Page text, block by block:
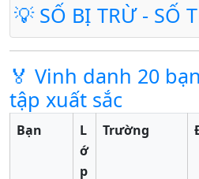
💡 SỐ BỊ TRỪ - SỐ
🏅 Vinh danh 20
tập xuất sắc
Bạn
L
ớ
p
Trường